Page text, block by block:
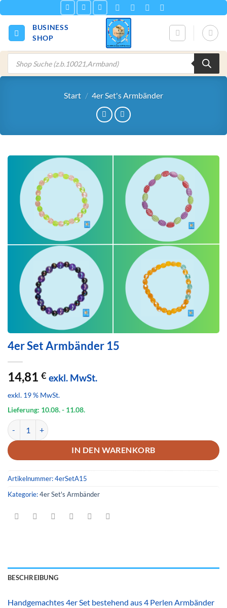
Inhalt
springen
BUSINESS
SHOP
Products
search
Start / 4er Set's Armbänder
4er Set Armbänder 15
14,81 € exkl. MwSt.
exkl. 19 % MwSt.
Lieferung: 10.08.- 11.08.
4er Set Armbänder 15 Menge
IN DEN WARENKORB
Artikelnummer:4erSetA15
Kategorie:4er Set's Armbänder
BESCHREIBUNG
Handgemachtes 4er Set bestehend aus 4 Perlen Armbänder